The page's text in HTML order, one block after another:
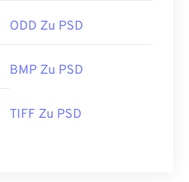
ODD Zu PSD
BMP Zu PSD
TIFF Zu PSD